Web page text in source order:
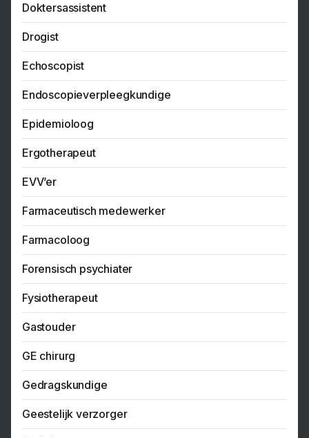
Doktersassistent
Drogist
Echoscopist
Endoscopieverpleegkundige
Epidemioloog
Ergotherapeut
EVV’er
Farmaceutisch medewerker
Farmacoloog
Forensisch psychiater
Fysiotherapeut
Gastouder
GE chirurg
Gedragskundige
Geestelijk verzorger